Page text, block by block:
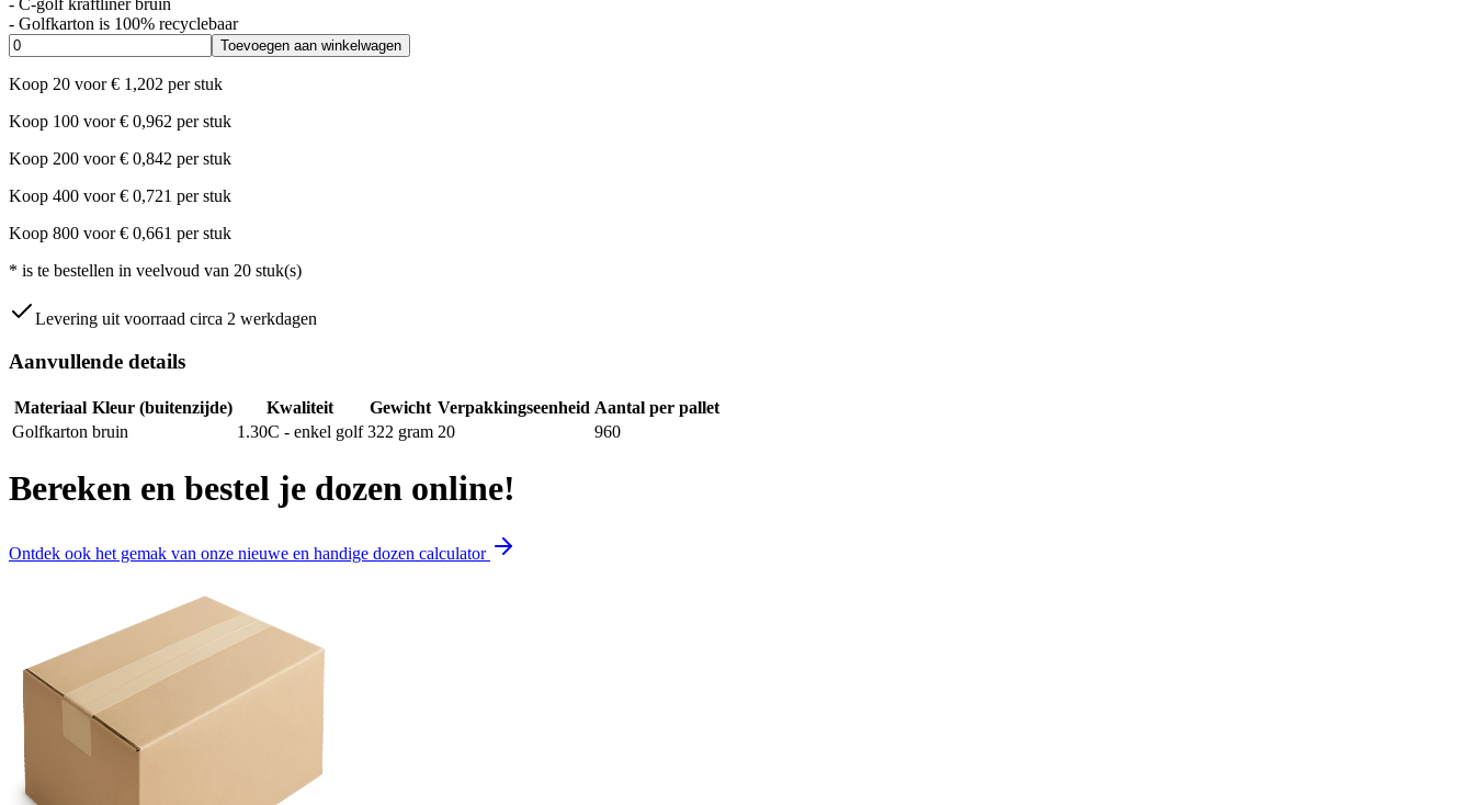
- C-golf kraftliner bruin
- Golfkarton is 100% recyclebaar
Toevoegen aan winkelwagen
Koop 20 voor € 1,202 per stuk
Koop 100 voor € 0,962 per stuk
Koop 200 voor € 0,842 per stuk
Koop 400 voor € 0,721 per stuk
Koop 800 voor € 0,661 per stuk
* is te bestellen in veelvoud van 20 stuk(s)
Levering uit voorraad circa 2 werkdagen
Aanvullende details
Materiaal Kleur (buitenzijde) Kwaliteit Gewicht Verpakkingseenheid Aantal per pallet
Golfkarton bruin 1.30C - enkel golf 322 gram 20 960
Bereken en bestel je dozen online!
Ontdek ook het gemak van onze nieuwe en handige dozen calculator